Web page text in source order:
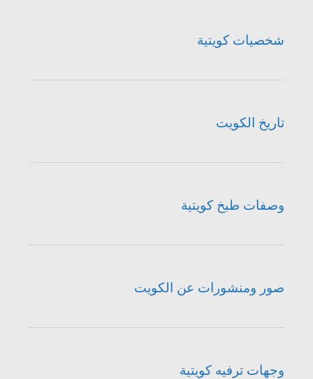
شخصيات كويتية
تاريخ الكويت
وصفات طبخ كويتية
صور ومنشورات عن الكويت
وجهات ترفيه كويتية